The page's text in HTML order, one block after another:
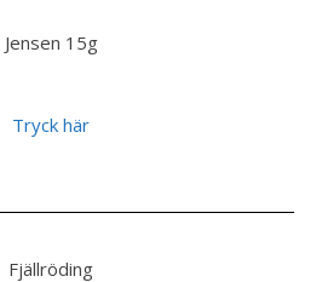
Jensen 15g
Tryck här
Fjällröding